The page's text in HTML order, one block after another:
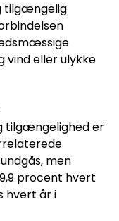
tilgængelig
vind eller ulykke
tilgængelighed er
men
procent hvert
hvert år i